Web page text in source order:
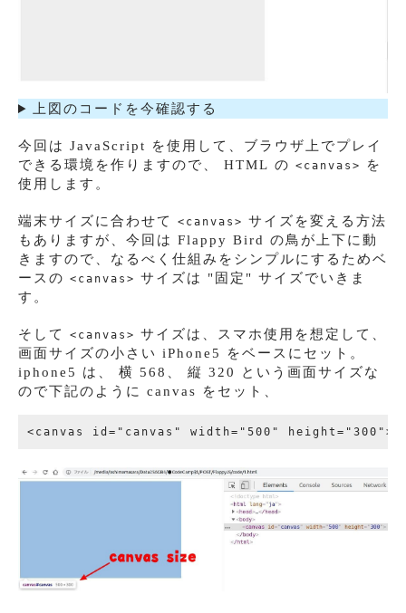
上図のコードを今確認する
今回は JavaScript を使用して、ブラウザ上でプレイ
できる環境を作りますので、 HTML の <canvas>
を
使用します。
端末サイズに合わせて <canvas> サイズを変える方法
もありますが、今回は Flappy Bird の鳥が上下に動
きますので、なるべく仕組みをシンプルにするためベ
ースの <canvas> サイズは "固定" サイズでいきま
す。
そして <canvas> サイズは、スマホ使用を想定して、
画面サイズの小さい iPhone5 をベースにセット。
iphone5 は、 横 568、 縦 320 という画面サイズな
ので下記のように canvas をセット、